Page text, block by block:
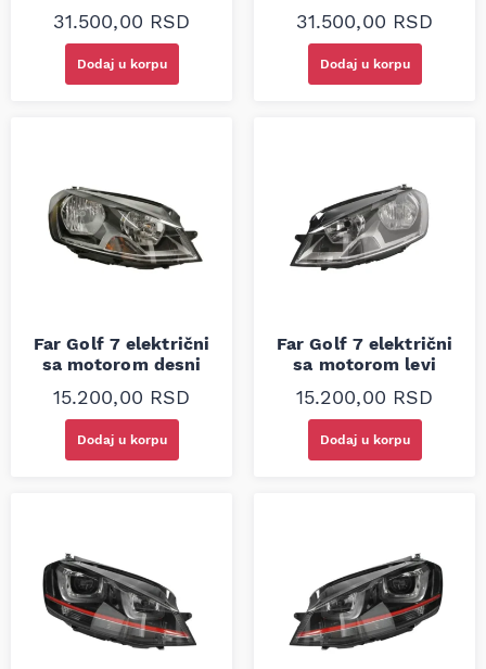
31.500,00 RSD
Dodaj u korpu
31.500,00 RSD
Dodaj u korpu
Far Golf 7 električni
sa motorom desni
15.200,00 RSD
Dodaj u korpu
Far Golf 7 električni
sa motorom levi
15.200,00 RSD
Dodaj u korpu